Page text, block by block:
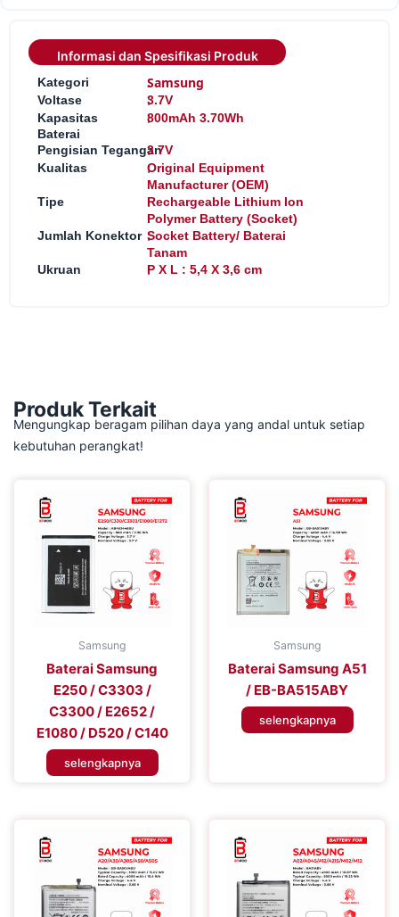
Informasi dan Spesifikasi Produk
Kategori :Samsung
Voltase :3.7V
Kapasitas
Baterai
:800mAh 3.70Wh
Pengisian Tegangan
:3.7V
Kualitas
:Original Equipment
Manufacturer (OEM)
Tipe
:Rechargeable Lithium Ion
Polymer Battery (Socket)
Jumlah Konektor :Socket Battery/ Baterai
Tanam
Ukruan
:P X L : 5,4 X 3,6 cm
Produk Terkait
Mengungkap beragam pilihan daya yang andal untuk setiap
kebutuhan perangkat!
Samsung
Baterai Samsung
E250 / C3303 /
C3300 / E2652 /
E1080 / D520 / C140
selengkapnya
Samsung
Baterai Samsung A51
/ EB-BA515ABY
selengkapnya